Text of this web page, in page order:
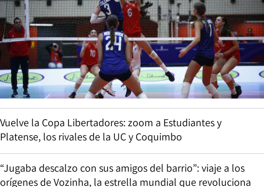
Vuelve la Copa Libertadores: zoom a Estudiantes y
Platense, los rivales de la UC y Coquimbo
“Jugaba descalzo con sus amigos del barrio”: viaje a los
orígenes de Vozinha, la estrella mundial que revoluciona